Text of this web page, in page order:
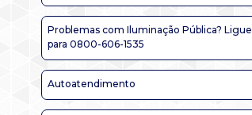
Problemas com Iluminação Pública? Ligue
para 0800-606-1535
Autoatendimento